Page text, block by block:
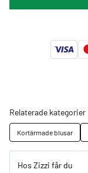
Relaterade kategorier
Kortärmade blusar
Hos Zizzi får du